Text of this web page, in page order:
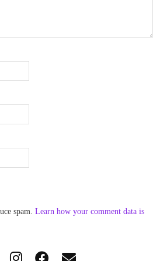
spam. Learn how your comment data is